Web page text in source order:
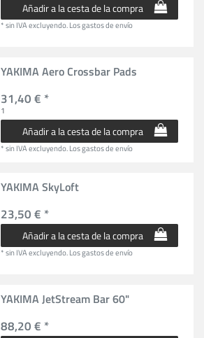
Añadir a la cesta de la compra
*sin IVAexcluyendo.Los gastos de envío
YAKIMA Aero Crossbar Pads
31,40 € *
1
Añadir a la cesta de la compra
*sin IVAexcluyendo.Los gastos de envío
YAKIMA SkyLoft
23,50 € *
Añadir a la cesta de la compra
*sin IVAexcluyendo.Los gastos de envío
YAKIMA JetStream Bar 60"
88,20 € *